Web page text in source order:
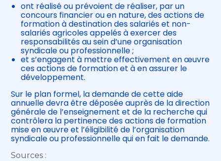
ont réalisé ou prévoient de réaliser, par un
concours financier ou en nature, des actions de
formation à destination des salariés et non-
salariés agricoles appelés à exercer des
responsabilités au sein d’une organisation
syndicale ou professionnelle ;
et s’engagent à mettre effectivement en œuvre
ces actions de formation et à en assurer le
développement.
Sur le plan formel, la demande de cette aide
annuelle devra être déposée auprès de la direction
générale de l’enseignement et de la recherche qui
contrôlera la pertinence des actions de formation
mise en œuvre et l’éligibilité de l’organisation
syndicale ou professionnelle qui en fait le demande.
Sources :